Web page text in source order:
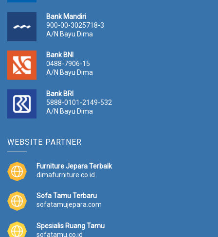
Bank Mandiri
900-00-3025718-3
A/N Bayu Dima
Bank BNI
0488-7906-15
A/N Bayu Dima
Bank BRI
5888-0101-2149-532
A/N Bayu Dima
WEBSITE PARTNER
Furniture Jepara Terbaik
dimafurniture.co.id
Sofa Tamu Terbaru
sofatamujepara.com
Spesialis Ruang Tamu
sofatamu.co.id